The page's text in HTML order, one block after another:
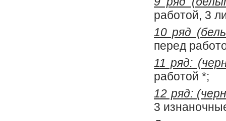
работой, 3
10 ряд
перед
11 ряд:
работой *;
12 ряд:
3